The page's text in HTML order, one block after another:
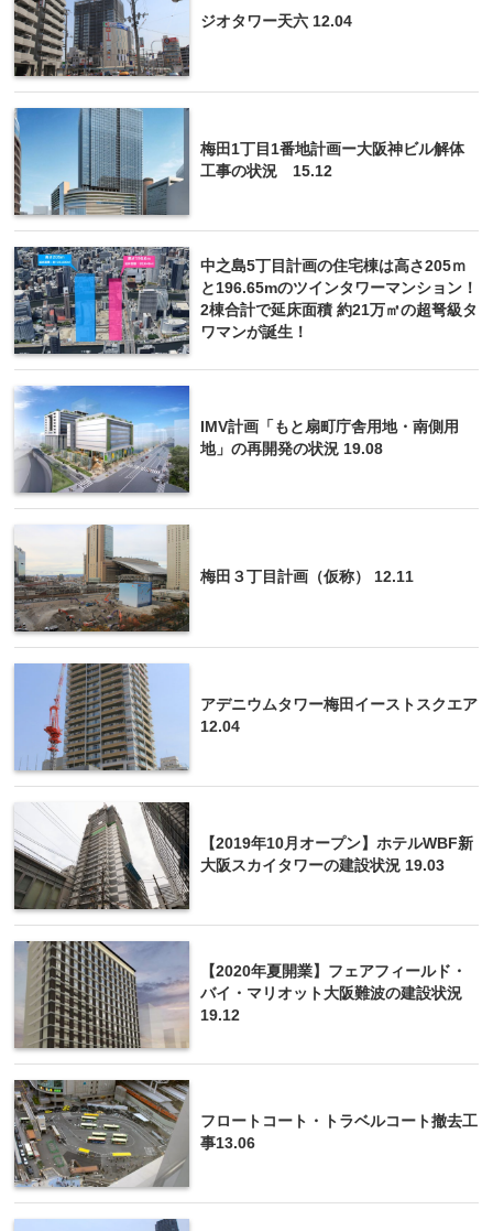
ジオタワー天六 12.04
梅田1丁目1番地計画ー大阪神ビル解体
工事の状況 15.12
中之島5丁目計画の住宅棟は高さ205ｍ
と196.65mのツインタワーマンション！
2棟合計で延床面積 約21万㎡の超弩級タ
ワマンが誕生！
IMV計画「もと扇町庁舎用地・南側用
地」の再開発の状況 19.08
梅田３丁目計画（仮称） 12.11
アデニウムタワー梅田イーストスクエア
12.04
【2019年10月オープン】ホテルWBF新
大阪スカイタワーの建設状況 19.03
【2020年夏開業】フェアフィールド・
バイ・マリオット大阪難波の建設状況
19.12
フロートコート・トラベルコート撤去工
事13.06